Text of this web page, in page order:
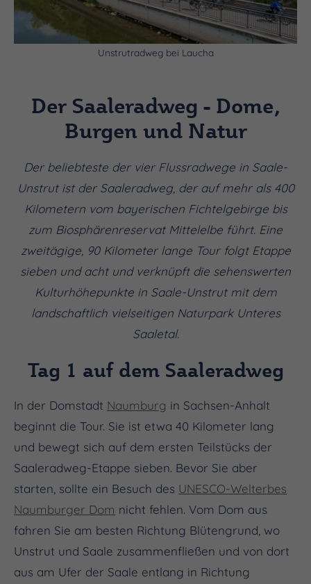
Unstrutradweg bei Laucha
Der Saaleradweg - Dome,
Burgen und Natur
Der beliebteste der vier Flussradwege in Saale-
Unstrut ist der Saaleradweg, der auf mehr als 400
Kilometern vom bayerischen Fichtelgebirge bis
zum Biosphärenreservat Mittelelbe führt. Eine
zweitägige, 90 Kilometer lange Tour folgt Etappe
sieben und acht und verknüpft die sehenswerten
Kulturhöhepunkte in Saale-Unstrut mit dem
landschaftlich vielseitigen Naturpark Unteres
Saaletal.
Tag 1 auf dem Saaleradweg
In der Domstadt Naumburg in Sachsen-Anhalt
beginnt die Tour. Sie ist etwa 40 Kilometer lang
und bewegt sich auf dem ersten Teilstücks der
Saaleradweg-Etappe sieben. Bevor Sie aber
starten, sollte ein Besuch des UNESCO-Welterbes
Naumburger Dom nicht fehlen. Vom Dom aus
fahren Sie am besten Richtung Blütengrund, wo
Unstrut und Saale zusammenfließen und von dort
aus am Ufer der Saale entlang in Richtung